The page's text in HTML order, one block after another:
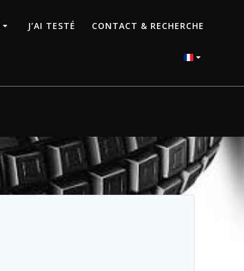
J’AI TESTÉ CONTACT & RECHERCHE